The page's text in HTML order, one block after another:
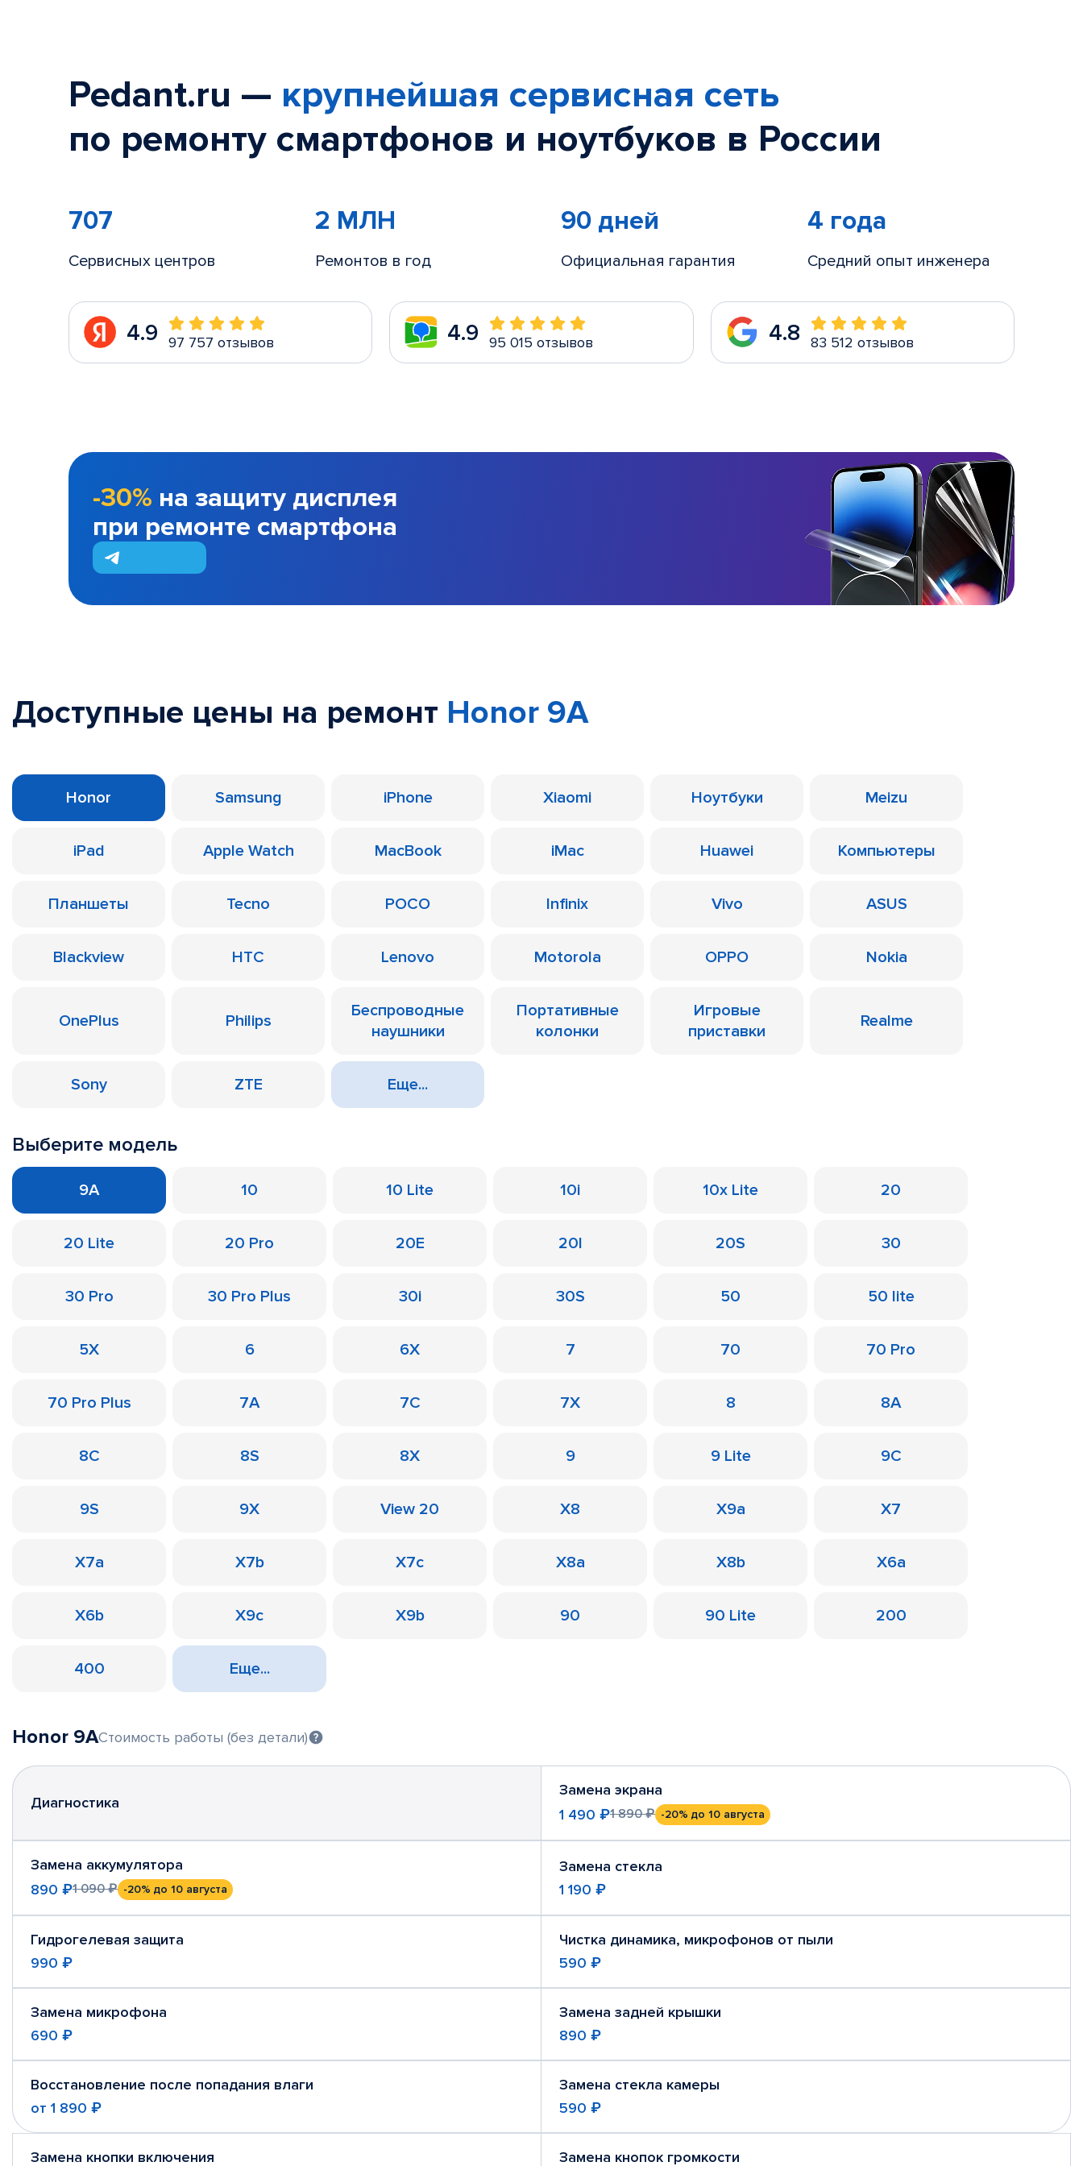
Pedant.ru — крупнейшая сервисная сеть
по ремонту смартфонов и ноутбуков в России
707
Сервисных центров
2 МЛН
Ремонтов в год
90 дней
Официальная гарантия
4 года
Средний опыт инженера
4.9 97 757 отзывов 4.9 95 015 отзывов 4.8 83 512 отзывов
-30% на защиту дисплея
при ремонте смартфона
Доступные цены на ремонт Honor 9A
Honor Samsung iPhone Xiaomi Ноутбуки Meizu
iPad Apple Watch MacBook iMac Huawei Компьютеры
Планшеты Tecno POCO Infinix Vivo ASUS
Blackview HTC Lenovo Motorola OPPO Nokia
OnePlus Philips
Беспроводные
наушники
Портативные
колонки
Игровые
приставки
Realme
Sony ZTE Еще...
Выберите модель
9A 10 10 Lite 10i 10x Lite 20
20 Lite 20 Pro 20E 20I 20S 30
30 Pro 30 Pro Plus 30i 30S 50 50 lite
5X 6 6X 7 70 70 Pro
70 Pro Plus 7A 7C 7X 8 8A
8C 8S 8X 9 9 Lite 9C
9S 9X View 20 X8 X9a X7
X7a X7b X7c X8a X8b X6a
X6b X9c X9b 90 90 Lite 200
400 Еще...
Honor 9AСтоимость работы (без детали)
Диагностика
Замена экрана
1 490 ₽1 890 ₽ -20% до 10 августа
Замена аккумулятора
890 ₽1 090 ₽ -20% до 10 августа
Замена стекла
1 190 ₽
Гидрогелевая защита
990 ₽
Чистка динамика, микрофонов от пыли
590 ₽
Замена микрофона
690 ₽
Замена задней крышки
890 ₽
Восстановление после попадания влаги
от 1 890 ₽
Замена стекла камеры
590 ₽
Замена кнопки включения Замена кнопок громкости